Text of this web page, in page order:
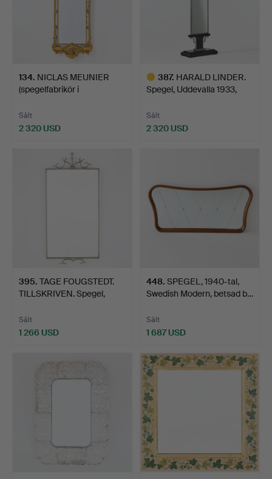
134. NICLAS MEUNIER
(spegelfabrikör i
Sålt
2 320 USD
387. HARALD LINDER.
Spegel, Uddevalla 1933,
Sålt
2 320 USD
395. TAGE FOUGSTEDT.
TILLSKRIVEN. Spegel,
Sålt
1 266 USD
448. SPEGEL, 1940-tal,
Swedish Modern, betsad b…
Sålt
1 687 USD